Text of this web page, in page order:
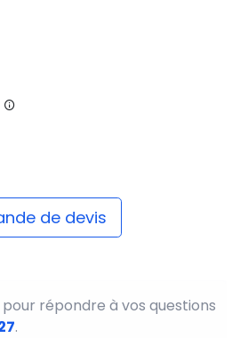
de devis
répondre à vos questions
.